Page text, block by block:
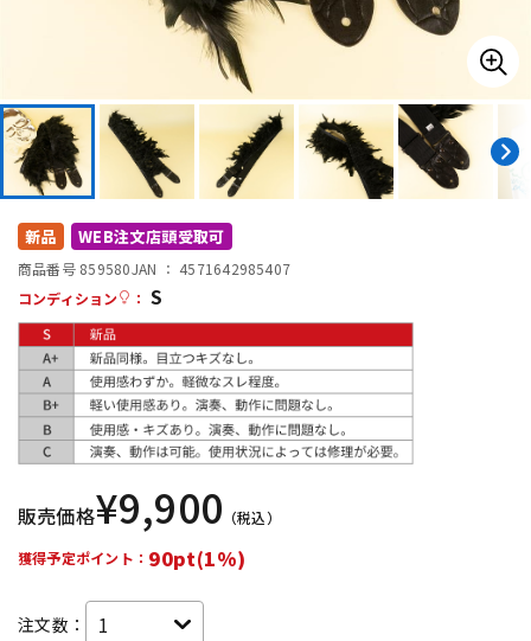
エフェクター
DJ機器 DTM
配信/ライブ機器
中古
新品 WEB注文店頭受取可
商品番号 859580JAN ： 4571642985407
コンディション
： S
販売価格¥9,900 （税込）
獲得予定ポイント： 90pt(1%)
注文数：